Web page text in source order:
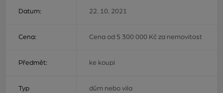
Datum: 22. 10. 2021
Cena: Cena od 5 300 000 Kč za nemovitost
Předmět: ke koupi
Typ
dům nebo vila